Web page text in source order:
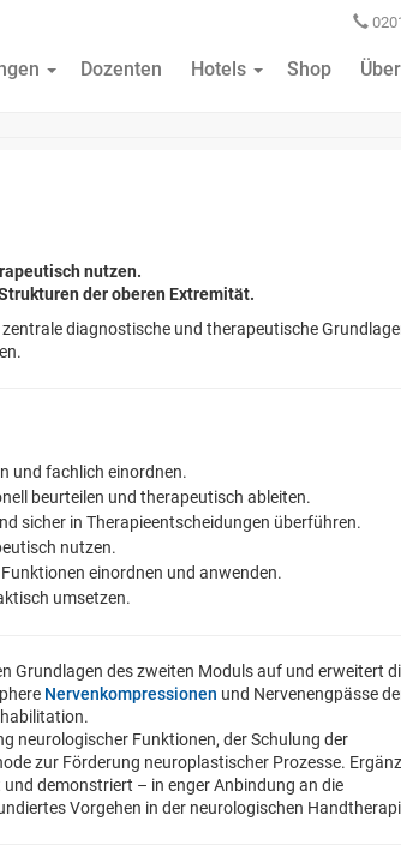
Dozenten Hotels Shop
nutzen.
der oberen Extremität.
diagnostische und therapeutische
und fachlich einordnen.
beurteilen und therapeutisch ableiten.
sicher in Therapieentscheidungen überführen.
nutzen.
einordnen und anwenden.
umsetzen.
Grundlagen des zweiten Moduls auf und erweitert
Nervenkompressionen und Nervenengpässe
neurologischer Funktionen, der Schulung der
zur Förderung neuroplastischer Prozesse.
demonstriert – in enger Anbindung an die
Vorgehen in der neurologischen